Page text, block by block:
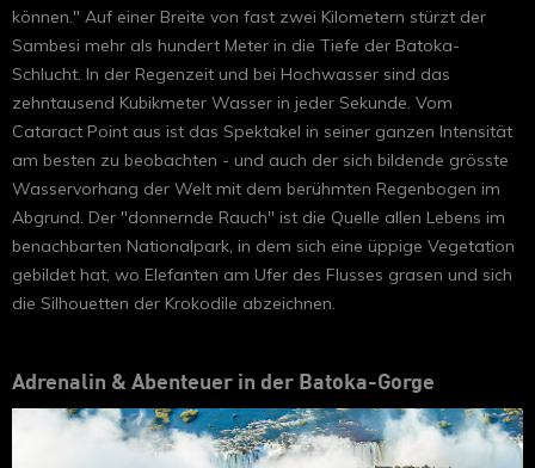
können." Auf einer Breite von fast zwei Kilometern stürzt der
Sambesi mehr als hundert Meter in die Tiefe der Batoka-
Schlucht. In der Regenzeit und bei Hochwasser sind das
zehntausend Kubikmeter Wasser in jeder Sekunde. Vom
Cataract Point aus ist das Spektakel in seiner ganzen Intensität
am besten zu beobachten - und auch der sich bildende grösste
Wasservorhang der Welt mit dem berühmten Regenbogen im
Abgrund. Der "donnernde Rauch" ist die Quelle allen Lebens im
benachbarten Nationalpark, in dem sich eine üppige Vegetation
gebildet hat, wo Elefanten am Ufer des Flusses grasen und sich
die Silhouetten der Krokodile abzeichnen.
Adrenalin & Abenteuer in der Batoka-Gorge